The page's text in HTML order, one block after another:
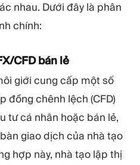
nhau. Dưới đây là phân
chính:
CFD bán lẻ
giới cung cấp một số
đồng chênh lệch (CFD)
tư cá nhân hoặc bán lẻ,
giao dịch của nhà tạo
hợp này, nhà tạo lập thị